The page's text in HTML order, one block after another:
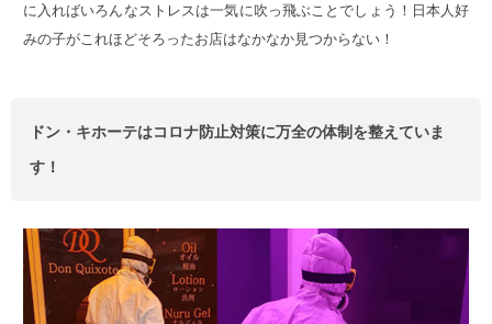
に入ればいろんなストレスは一気に吹っ飛ぶことでしょう！日本人好
みの子がこれほどそろったお店はなかなか見つからない！
ドン・キホーテはコロナ防止対策に万全の体制を整えていま
す！